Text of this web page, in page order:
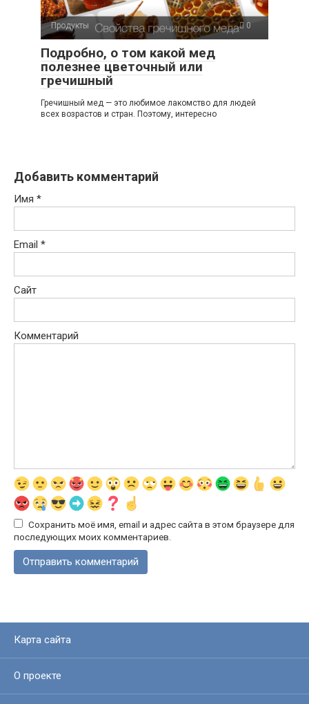
Продукты 0
Подробно, о том какой мед
полезнее цветочный или
гречишный
Гречишный мед — это любимое лакомство для людей
всех возрастов и стран. Поэтому, интересно
Добавить комментарий
Имя *
Email *
Сайт
Комментарий
Сохранить моё имя, email и адрес сайта в этом браузере для
последующих моих комментариев.
Карта сайта
О проекте